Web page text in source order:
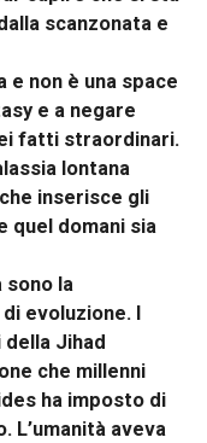
scanzonata e
e non è una space
e a negare
fatti straordinari.
lontana
inserisce gli
quel domani sia
sono la
evoluzione. I
Jihad
che millenni
ha imposto di
L’umanità aveva